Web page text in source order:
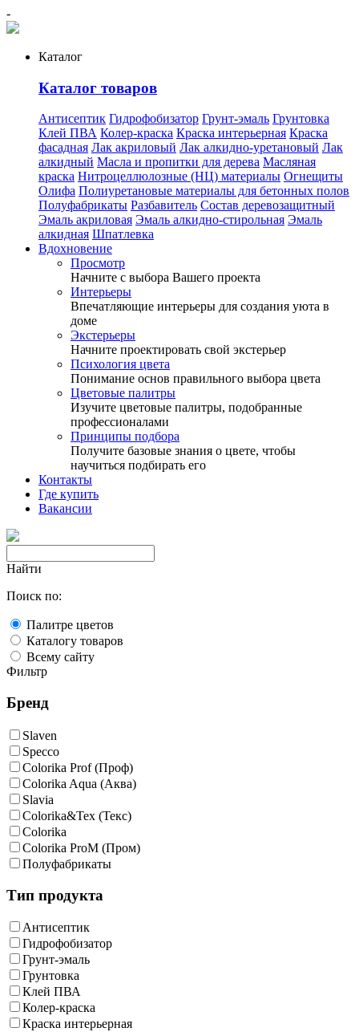
-
Каталог
Каталог товаров
Антисептик Гидрофобизатор Грунт-эмаль Грунтовка
Клей ПВА Колер-краска Краска интерьерная Краска
фасадная Лак акриловый Лак алкидно-уретановый Лак
алкидный Масла и пропитки для дерева Масляная
краска Нитроцеллюлозные (НЦ) материалы Огнещиты
Олифа Полиуретановые материалы для бетонных полов
Полуфабрикаты Разбавитель Состав деревозащитный
Эмаль акриловая Эмаль алкидно-стирольная Эмаль
алкидная Шпатлевка
Вдохновение
Просмотр
Начните с выбора Вашего проекта
Интерьеры
Впечатляющие интерьеры для создания уюта в
доме
Экстерьеры
Начните проектировать свой экстерьер
Психология цвета
Понимание основ правильного выбора цвета
Цветовые палитры
Изучите цветовые палитры, подобранные
профессионалами
Принципы подбора
Получите базовые знания о цвете, чтобы
научиться подбирать его
Контакты
Где купить
Вакансии
Найти
Поиск по:
Палитре цветов
Каталогу товаров
Всему сайту
Фильтр
Бренд
Slaven
Specco
Colorika Prof (Проф)
Colorika Aqua (Аква)
Slavia
Colorika&Tex (Текс)
Colorika
Colorika ProM (Пром)
Полуфабрикаты
Тип продукта
Антисептик
Гидрофобизатор
Грунт-эмаль
Грунтовка
Клей ПВА
Колер-краска
Краска интерьерная